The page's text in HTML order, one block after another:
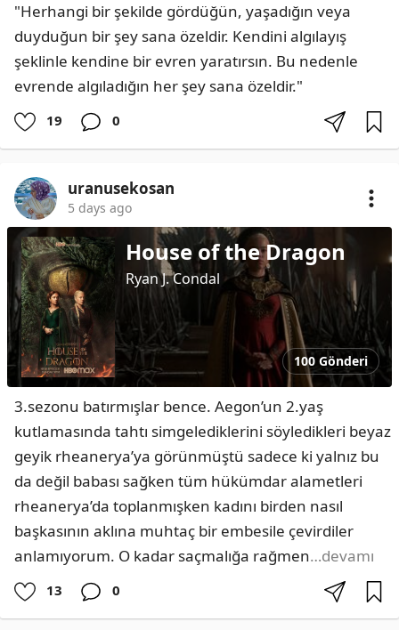
"Herhangi bir şekilde gördüğün, yaşadığın veya
duyduğun bir şey sana özeldir. Kendini algılayış
şeklinle kendine bir evren yaratırsın. Bu nedenle
evrende algıladığın her şey sana özeldir."
19 0
uranusekosan
5 days ago
House of the Dragon
Ryan J. Condal
100 Gönderi
3.sezonu batırmışlar bence. Aegon’un 2.yaş
kutlamasında tahtı simgelediklerini söyledikleri beyaz
geyik rheanerya’ya görünmüştü sadece ki yalnız bu
da değil babası sağken tüm hükümdar alametleri
rheanerya’da toplanmışken kadını birden nasıl
başkasının aklına muhtaç bir embesile çevirdiler
anlamıyorum. O kadar saçmalığa rağmen…devamı
13 0